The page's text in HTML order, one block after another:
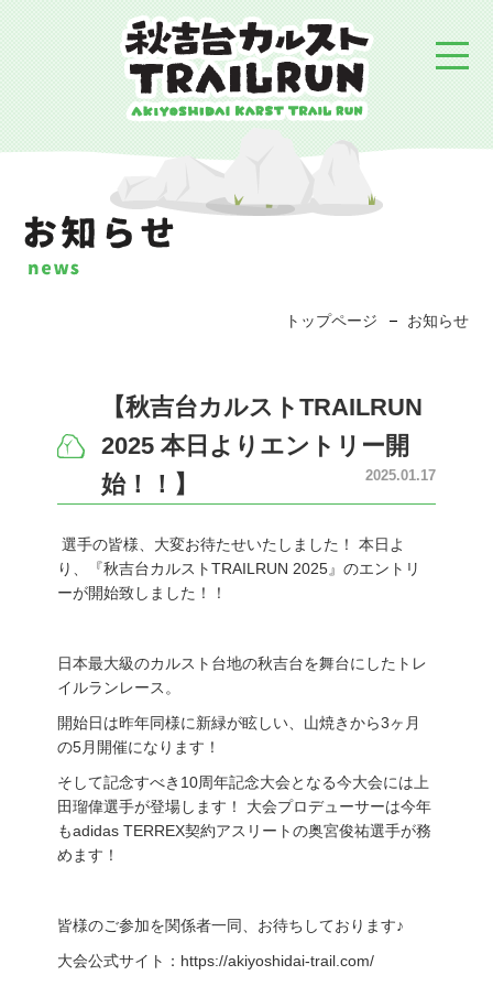
トップページ お知らせ
【秋吉台カルストTRAILRUN
2025 本日よりエントリー開
始！！】
2025.01.17
選手の皆様、大変お待たせいたしました！ 本日よ
り、『秋吉台カルストTRAILRUN 2025』のエントリ
ーが開始致しました！！
日本最大級のカルスト台地の秋吉台を舞台にしたトレ
イルランレース。
開始日は昨年同様に新緑が眩しい、山焼きから3ヶ月
の5月開催になります！
そして記念すべき 10周年記念大会となる今大会には上
田瑠偉選手が登場します！ 大会プロデューサーは今年
もadidas TERREX契約アスリートの奥宮俊祐選手が務
めます！
皆様のご参加を関係者一同、お待ちしております♪
大会公式サイト： https://akiyoshidai-trail.com/